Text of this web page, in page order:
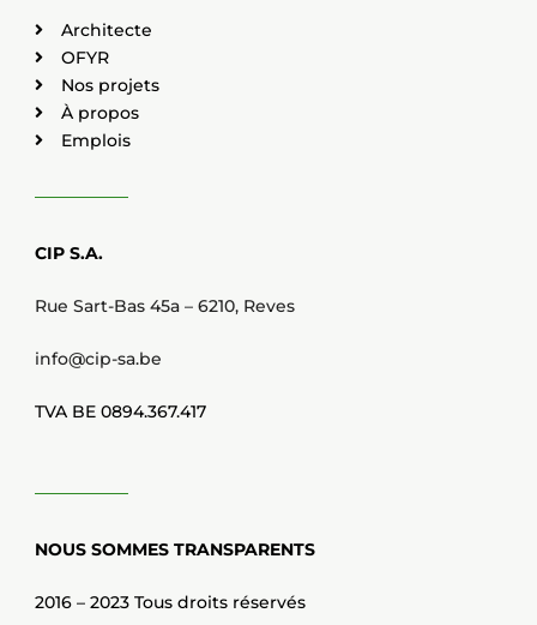
Architecte
OFYR
Nos projets
À propos
Emplois
CIP S.A.
Rue Sart-Bas 45a – 6210, Reves
info@cip-sa.be
TVA BE 0894.367.417
NOUS SOMMES TRANSPARENTS
2016 – 2023 Tous droits réservés